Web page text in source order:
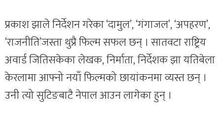
प्रकाश झाले निर्देशन गरेका ‘दामुल’, ‘गंगाजल’, ‘अपहरण’,
‘राजनीति’जस्ता थुप्रै फिल्म सफल छन् । सातवटा राष्ट्रिय
अवार्ड जितिसकेका लेखक, निर्माता, निर्देशक झा यतिबेला
केरलामा आफ्नो नयाँ फिल्मको छायांकनमा व्यस्त छन् ।
उनी त्यो सुटिङबाटै नेपाल आउन लागेका हुन् ।